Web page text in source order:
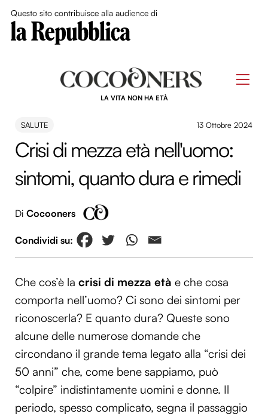
Questo sito contribuisce alla audience di
LA VITA NON HA ETÀ
SALUTE 13 Ottobre 2024
Crisi di mezza età nell'uomo:
sintomi, quanto dura e rimedi
Di Cocooners
Che cos’è la crisi di mezza età e che cosa
comporta nell’uomo? Ci sono dei sintomi per
riconoscerla? E quanto dura? Queste sono
alcune delle numerose domande che
circondano il grande tema legato alla “crisi dei
50 anni” che, come bene sappiamo, può
“colpire” indistintamente uomini e donne. Il
periodo, spesso complicato, segna il passaggio